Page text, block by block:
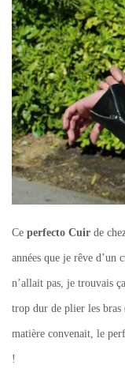
Ce perfecto Cuir de
années que je rêve d’un
n’allait pas, je trouvais
trop dur de plier les
matière convenait, le
!